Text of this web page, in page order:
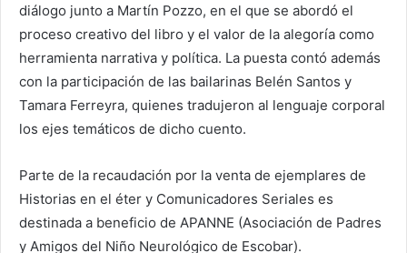
diálogo junto a Martín Pozzo, en el que se abordó el
proceso creativo del libro y el valor de la alegoría como
herramienta narrativa y política. La puesta contó además
con la participación de las bailarinas Belén Santos y
Tamara Ferreyra, quienes tradujeron al lenguaje corporal
los ejes temáticos de dicho cuento.
Parte de la recaudación por la venta de ejemplares de
Historias en el éter y Comunicadores Seriales es
destinada a beneficio de APANNE (Asociación de Padres
y Amigos del Niño Neurológico de Escobar).